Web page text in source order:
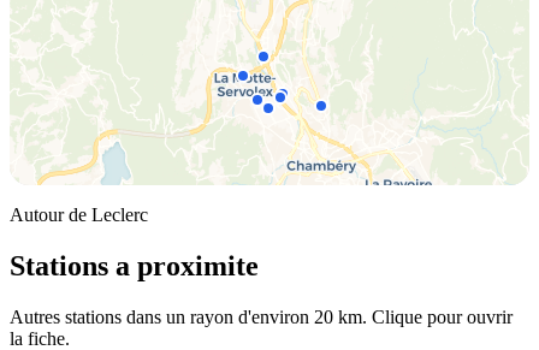
Autour de Leclerc
Stations a proximite
Autres stations dans un rayon d'environ 20 km. Clique pour ouvrir
la fiche.